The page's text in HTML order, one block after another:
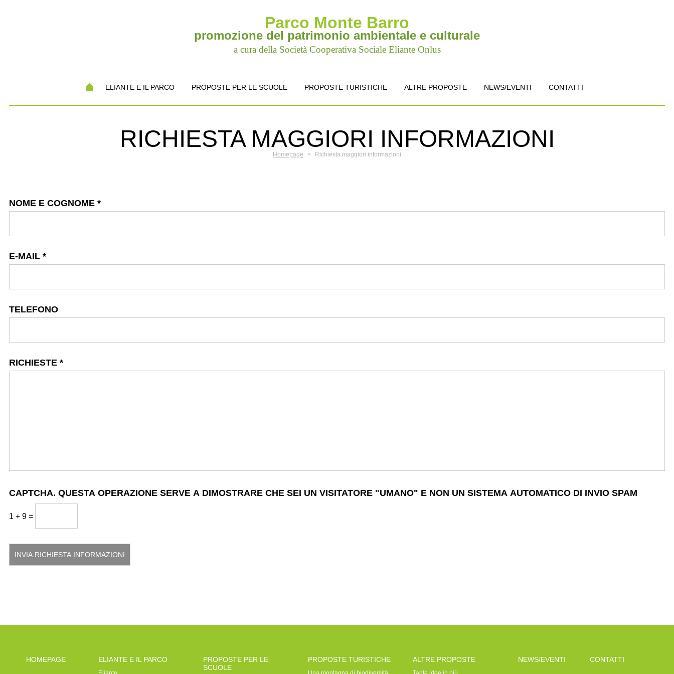
Parco Monte Barro
promozione del patrimonio ambientale e culturale
a cura della Società Cooperativa Sociale Eliante Onlus
ELIANTE E IL PARCO PROPOSTE PER LE SCUOLE PROPOSTE TURISTICHE ALTRE PROPOSTE NEWS/EVENTI CONTATTI
RICHIESTA MAGGIORI INFORMAZIONI
Homepage > Richiesta maggiori informazioni
NOME E COGNOME *
E-MAIL *
TELEFONO
RICHIESTE *
CAPTCHA. QUESTA OPERAZIONE SERVE A DIMOSTRARE CHE SEI UN VISITATORE "UMANO" E NON UN SISTEMA AUTOMATICO DI INVIO SPAM
1 + 9 =
HOMEPAGE ELIANTE E IL PARCO
PROPOSTE PER LE
SCUOLE
PROPOSTE TURISTICHE ALTRE PROPOSTE NEWS/EVENTI CONTATTI